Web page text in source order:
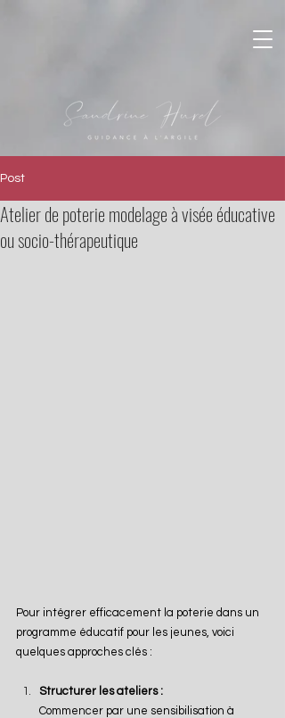
Post
Atelier de poterie modelage à visée éducative
ou socio-thérapeutique
Pour intégrer efficacement la poterie dans un
programme éducatif pour les jeunes, voici
quelques approches clés :
Structurer les ateliers :
Commencer par une sensibilisation à